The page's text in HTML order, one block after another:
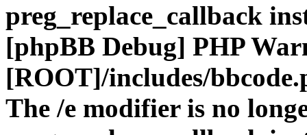
preg_replace_callback
[phpBB Debug] PHP
[ROOT]/includes/
The /e modifier is no